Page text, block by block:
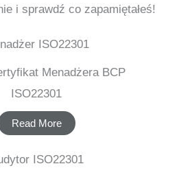
i sprawdź co zapamiętałeś!
ISO22301
Menadżera BCP
ISO22301
Read More
ISO22301